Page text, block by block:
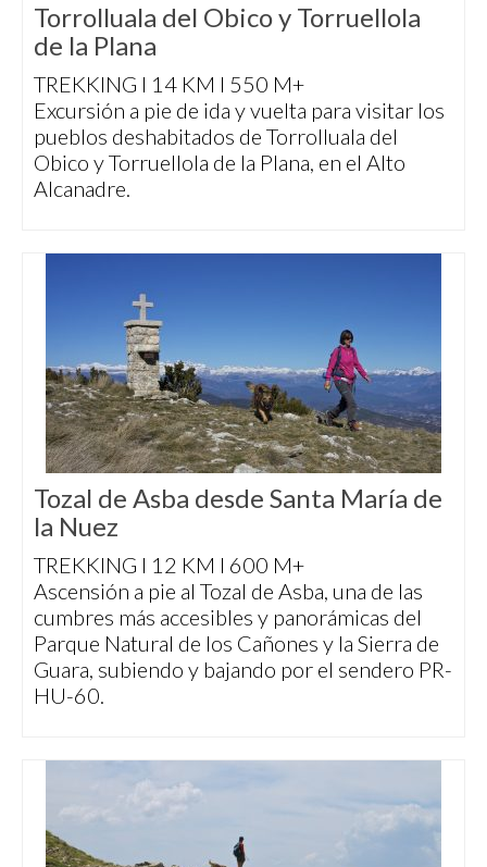
Torrolluala del Obico y Torruellola
de la Plana
TREKKING I 14 KM I 550 M+
Excursión a pie de ida y vuelta para visitar los
pueblos deshabitados de Torrolluala del
Obico y Torruellola de la Plana, en el Alto
Alcanadre.
Tozal de Asba desde Santa María de
la Nuez
TREKKING I 12 KM I 600 M+
Ascensión a pie al Tozal de Asba, una de las
cumbres más accesibles y panorámicas del
Parque Natural de los Cañones y la Sierra de
Guara, subiendo y bajando por el sendero PR-
HU-60.